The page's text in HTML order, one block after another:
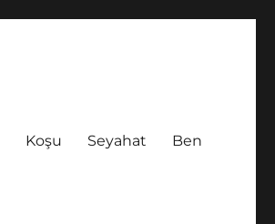
Koşu Seyahat Ben